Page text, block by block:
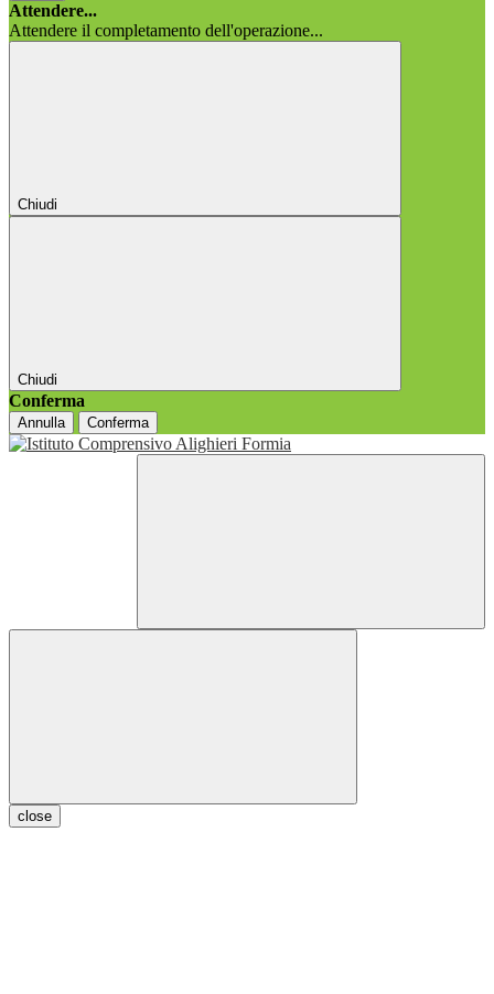
Attendere...
Attendere il completamento dell'operazione...
Chiudi
Chiudi
Conferma
Annulla Conferma
close